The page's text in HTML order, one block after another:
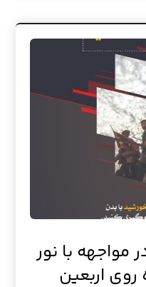
با نور
اربعین